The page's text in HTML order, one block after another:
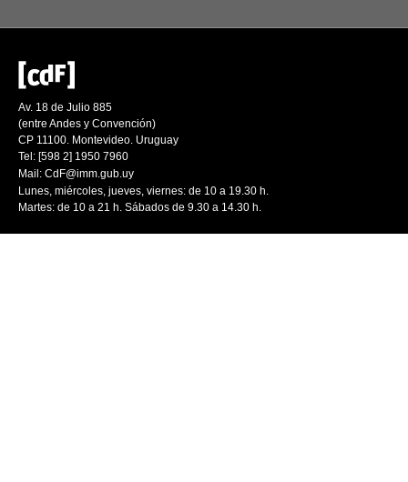
Av. 18 de Julio 885
(entre Andes y Convención)
CP 11100. Montevideo. Uruguay
Tel: [598 2] 1950 7960
Mail: CdF@imm.gub.uy
Lunes, miércoles, jueves, viernes: de 10 a 19.30 h.
Martes: de 10 a 21 h. Sábados de 9.30 a 14.30 h.